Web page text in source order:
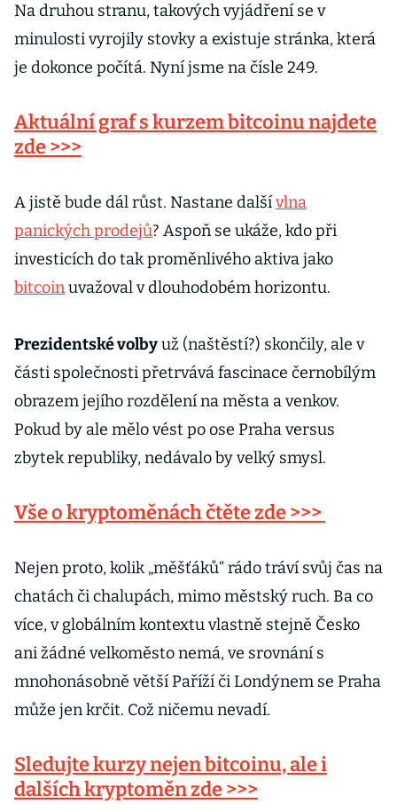
Na druhou stranu, takových vyjádření se v
minulosti vyrojily stovky a existuje stránka, která
je dokonce počítá. Nyní jsme na čísle 249.
Aktuální graf s kurzem bitcoinu najdete
zde >>>
A jistě bude dál růst. Nastane dalšívlna
panických prodejů? Aspoň se ukáže, kdo při
investicích do tak proměnlivého aktiva jako
bitcoinuvažoval v dlouhodobém horizontu.
Prezidentské volbyuž (naštěstí?) skončily, ale v
části společnosti přetrvává fascinace černobílým
obrazem jejího rozdělení na města a venkov.
Pokud by ale mělo vést po ose Praha versus
zbytek republiky, nedávalo by velký smysl.
Vše o kryptoměnách čtěte zde >>>
Nejen proto, kolik „měšťáků“ rádo tráví svůj čas na
chatách či chalupách, mimo městský ruch. Ba co
více, v globálním kontextu vlastně stejně Česko
ani žádné velkoměsto nemá, ve srovnání s
mnohonásobně větší Paříží či Londýnem se Praha
může jen krčit. Což ničemu nevadí.
Sledujte kurzy nejen bitcoinu, ale i
dalších kryptoměn zde >>>